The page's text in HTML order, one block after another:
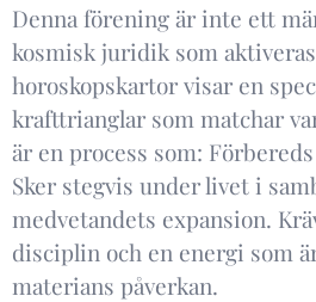
Denna förening är inte ett
kosmisk juridik som
horoskopskartor visar en
krafttrianglar som matchar
är en process som:
Sker stegvis under livet i
medvetandets expansion.
disciplin och en energi som
materians påverkan. ​